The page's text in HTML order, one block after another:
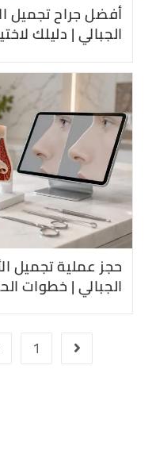
أفضل جراح تجميل
الجبالي | دليلك
حجز عملية تجميل
الجبالي | خطوات
1